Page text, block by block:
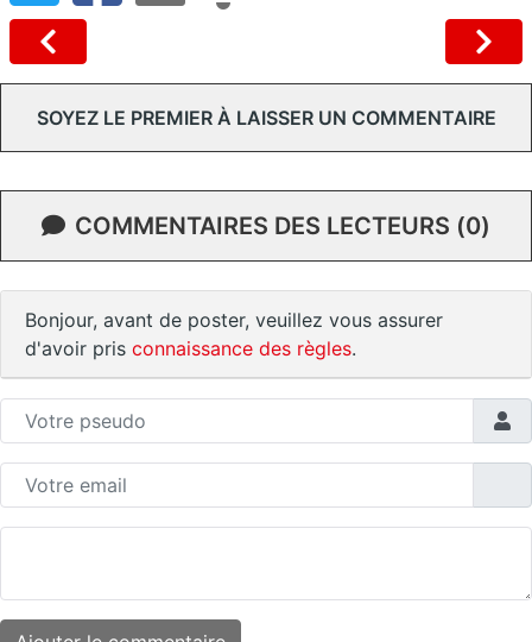
SOYEZ LE PREMIER À LAISSER UN COMMENTAIRE
COMMENTAIRES DES LECTEURS (0)
Bonjour, avant de poster, veuillez vous assurer
d'avoir pris connaissance des règles.